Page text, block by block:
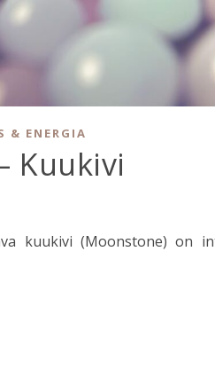
& ENERGIA
Kuukivi
kuukivi (Moonstone) on